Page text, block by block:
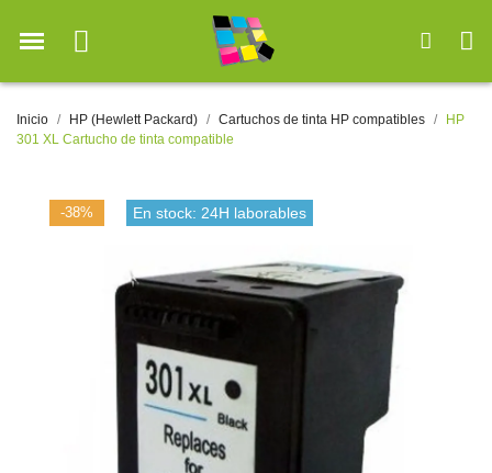
Inicio HP (Hewlett Packard) Cartuchos de tinta HP compatibles
HP
301 XL Cartucho de tinta compatible
-38% En stock: 24H laborables